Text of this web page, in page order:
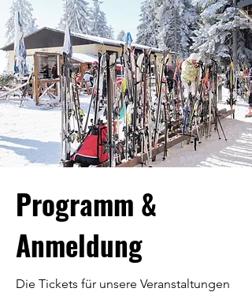
Programm &
Anmeldung
Die Tickets für unsere Veranstaltungen